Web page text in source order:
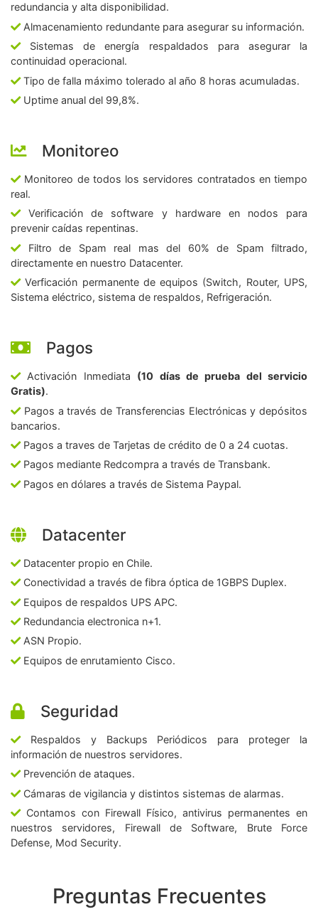
redundancia y alta disponibilidad.
Almacenamiento redundante para asegurar su información.
Sistemas de energía respaldados para asegurar la
continuidad operacional.
Tipo de falla máximo tolerado al año 8 horas acumuladas.
Uptime anual del 99,8%.
Monitoreo
Monitoreo de todos los servidores contratados en tiempo
real.
Verificación de software y hardware en nodos para
prevenir caídas repentinas.
Filtro de Spam real mas del 60% de Spam filtrado,
directamente en nuestro Datacenter.
Verficación permanente de equipos (Switch, Router, UPS,
Sistema eléctrico, sistema de respaldos, Refrigeración.
Pagos
Activación Inmediata (10 días de prueba del servicio
Gratis).
Pagos a través de Transferencias Electrónicas y depósitos
bancarios.
Pagos a traves de Tarjetas de crédito de 0 a 24 cuotas.
Pagos mediante Redcompra a través de Transbank.
Pagos en dólares a través de Sistema Paypal.
Datacenter
Datacenter propio en Chile.
Conectividad a través de fibra óptica de 1GBPS Duplex.
Equipos de respaldos UPS APC.
Redundancia electronica n+1.
ASN Propio.
Equipos de enrutamiento Cisco.
Seguridad
Respaldos y Backups Periódicos para proteger la
información de nuestros servidores.
Prevención de ataques.
Cámaras de vigilancia y distintos sistemas de alarmas.
Contamos con Firewall Físico, antivirus permanentes en
nuestros servidores, Firewall de Software, Brute Force
Defense, Mod Security.
Preguntas Frecuentes